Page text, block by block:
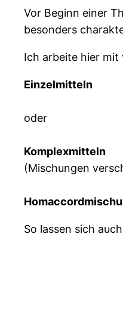
Vor Beginn einer
besonders
Ich arbeite hier mit
Einzelmitteln
oder
Komplexmitteln
(Mischungen
So lassen sich